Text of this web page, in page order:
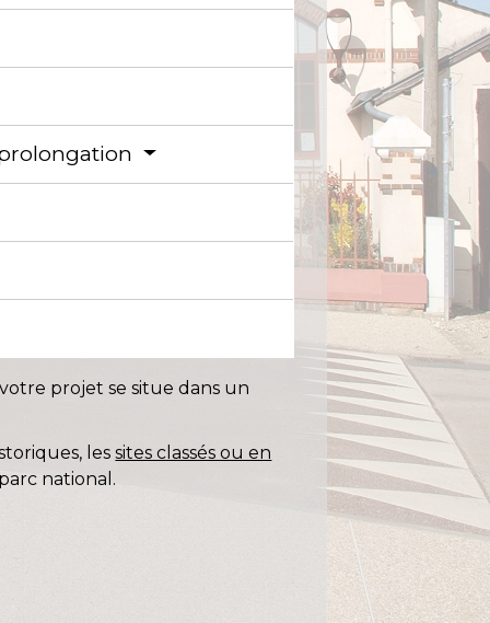
projet se situe dans un
lessites classés ou en
national.